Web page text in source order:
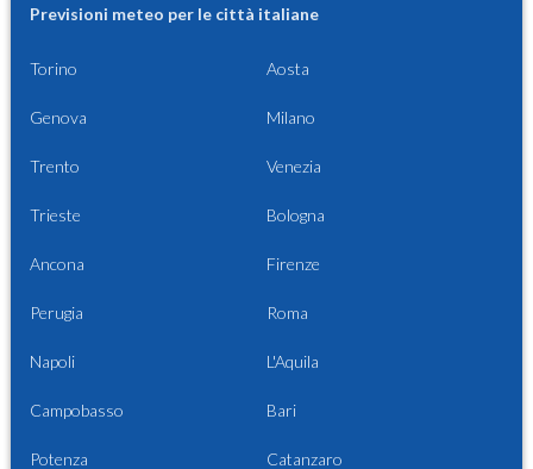
Previsioni meteo per le città italiane
Torino Aosta
Genova Milano
Trento Venezia
Trieste Bologna
Ancona Firenze
Perugia Roma
Napoli L'Aquila
Campobasso Bari
Potenza Catanzaro